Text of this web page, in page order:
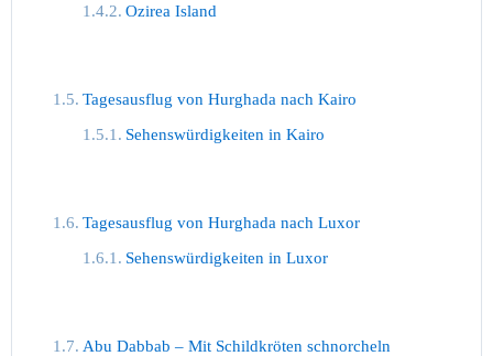
Ozirea Island
Tagesausflug von Hurghada nach Kairo
Sehenswürdigkeiten in Kairo
Tagesausflug von Hurghada nach Luxor
Sehenswürdigkeiten in Luxor
Abu Dabbab – Mit Schildkröten schnorcheln